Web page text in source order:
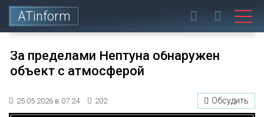
ATinform
За пределами Нептуна обнаружен
объект с атмосферой
25.05.2026 в 07:24 202 Обсудить